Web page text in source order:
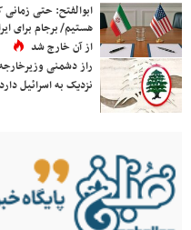
ابوالفتح: حتی
هستیم/ برجام برای
از آن خارج شد
راز دشمنی
نزدیک به اسرائیل